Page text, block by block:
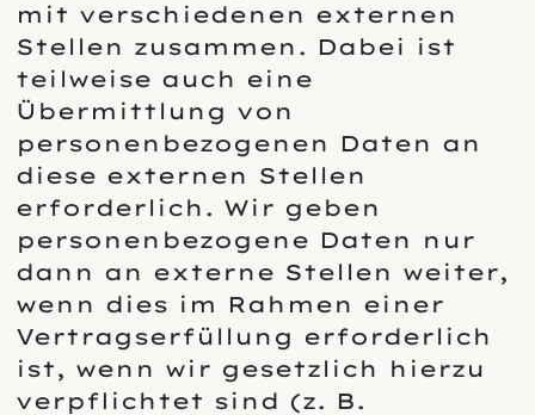
mit verschiedenen externen
Stellen zusammen. Dabei ist
teilweise auch eine
Übermittlung von
personenbezogenen Daten an
diese externen Stellen
erforderlich. Wir geben
personenbezogene Daten nur
dann an externe Stellen weiter,
wenn dies im Rahmen einer
Vertragserfüllung erforderlich
ist, wenn wir gesetzlich hierzu
verpflichtet sind (z. B.